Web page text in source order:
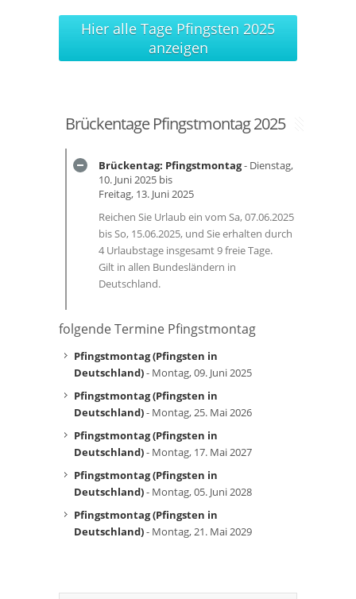
Hier alle Tage Pfingsten 2025
anzeigen
Brückentage Pfingstmontag 2025
Brückentag: Pfingstmontag- Dienstag,
10. Juni 2025 bis
Freitag, 13. Juni 2025
Reichen Sie Urlaub ein vom Sa, 07.06.2025
bis So, 15.06.2025, und Sie erhalten durch
4 Urlaubstage insgesamt 9 freie Tage.
Gilt in allen Bundesländern in
Deutschland.
folgende Termine Pfingstmontag
Pfingstmontag (Pfingsten in
Deutschland)- Montag, 09. Juni 2025
Pfingstmontag (Pfingsten in
Deutschland)- Montag, 25. Mai 2026
Pfingstmontag (Pfingsten in
Deutschland)- Montag, 17. Mai 2027
Pfingstmontag (Pfingsten in
Deutschland)- Montag, 05. Juni 2028
Pfingstmontag (Pfingsten in
Deutschland)- Montag, 21. Mai 2029